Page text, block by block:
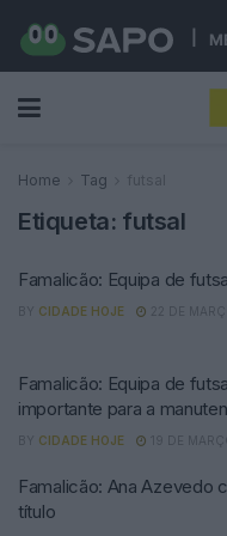
Home Tag futsal
Etiqueta: futsal
Famalicão: Equipa de
BY CIDADE HOJE 22 DE
Famalicão: Equipa de
importante para a
BY CIDADE HOJE 19 DE
Famalicão: Ana Azevedo
título